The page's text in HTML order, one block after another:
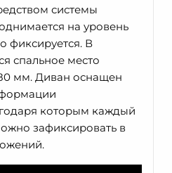
системы
на уровень
фиксируется. В
спальное место
мм. Диван оснащен
которым каждый
зафиксировать в